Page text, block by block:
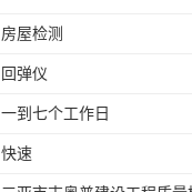
房屋检测
回弹仪
一到七个工作日
快速